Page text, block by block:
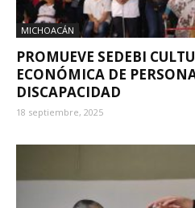
MICHOACÁN
PROMUEVE SEDEBI
ECONÓMICA DE
DISCAPACIDAD
18 septiembre, 2025